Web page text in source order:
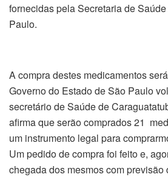
fornecidas pela Secretaria de
Paulo.
A compra destes medicamentos
Governo do Estado de São Paulo
secretário de Saúde de
afirma que serão comprados 21
um instrumento legal para
Um pedido de compra foi feito e,
chegada dos mesmos com previsão